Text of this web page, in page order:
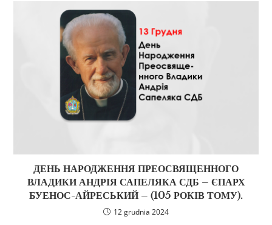
ДЕНЬ НАРОДЖЕННЯ ПРЕОСВЯЩЕННОГО
ВЛАДИКИ АНДРІЯ САПЕЛЯКА СДБ – ЄПАРХ
БУЕНОС-АЙРЕСЬКИЙ – (105 РОКІВ ТОМУ).
12 grudnia 2024